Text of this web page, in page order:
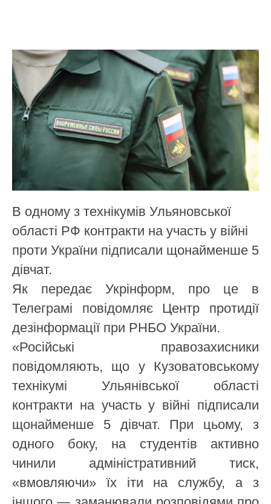
В одному з технікумів Ульяновської
області РФ контракти на участь у війні
проти України підписали щонайменше 5
дівчат.
Як передає Укрінформ, про це в
Телеграмі повідомляє Центр протидії
дезінформації при РНБО України.
«Російські правозахисники
повідомляють, що у Кузоватовському
технікумі Ульянівської області
контракти на участь у війні підписали
щонайменше 5 дівчат. При цьому, з
одного боку, на студентів активно
чинили адміністративний тиск,
«вмовляючи» їх іти на службу, а з